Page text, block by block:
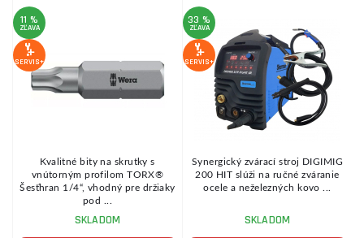
11 %
ZĽAVA
SERVIS+
Kvalitné bity na skrutky s
vnútorným profilom TORX®
Šesťhran 1/4“, vhodný pre držiaky
pod ...
SKLADOM
33 %
ZĽAVA
SERVIS+
Synergický zvárací stroj DIGIMIG
200 HIT slúži na ručné zváranie
ocele a neželezných kovo ...
SKLADOM